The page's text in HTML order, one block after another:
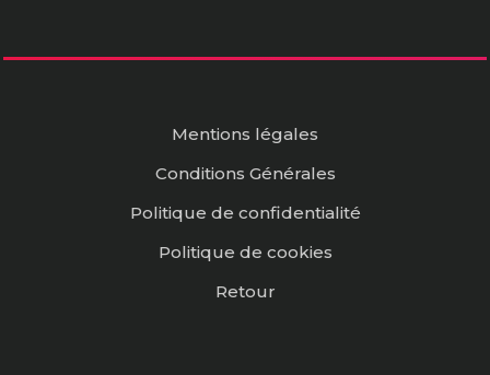
Mentions légales
Conditions Générales
Politique de confidentialité
Politique de cookies
Retour